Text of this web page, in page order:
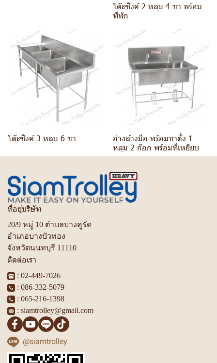
โต๊ะซิงค์ 2 หลุม 4 ขา พร้อม
ที่พัก
โต๊ะซิงค์ 3 หลุม 6 ขา
อ่างล้างมือ พร้อมขาตั้ง 1
หลุม 2 ก๊อก พร้อมที่เหยียบ
ที่อยู่บริษัท
20/9 หมู่ 10 ตำบลบางคูรัด
อำเภอบางบัวทอง
จังหวัดนนทบุรี 11110
ติดต่อเรา
: 02-449-7026
: 086-332-5079
: 065-216-1398
: siamtrolley@gmail.com
@siamtrolley